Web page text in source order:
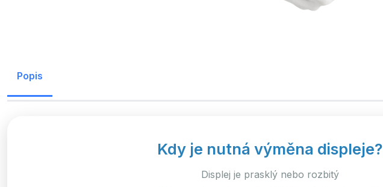
Popis
Kdy je nutná výměna displeje?
Displej je prasklý nebo rozbitý